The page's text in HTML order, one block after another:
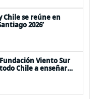
Chile se reúne en
2026’
Viento Sur
Chile a enseñar
pequeños